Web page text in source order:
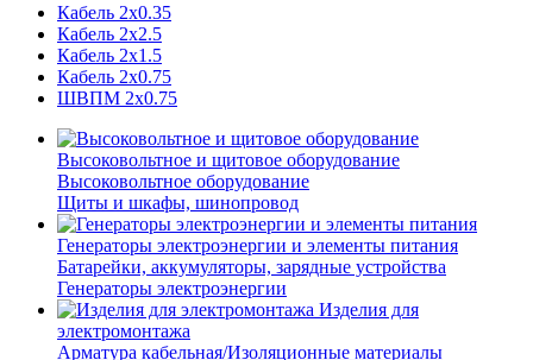
Кабель 2x0.35
Кабель 2x2.5
Кабель 2x1.5
Кабель 2x0.75
ШВПМ 2x0.75
Высоковольтное и щитовое оборудование
Высоковольтное оборудование
Щиты и шкафы, шинопровод
Генераторы электроэнергии и элементы питания
Батарейки, аккумуляторы, зарядные устройства
Генераторы электроэнергии
Изделия для
электромонтажа
Арматура кабельная/Изоляционные материалы